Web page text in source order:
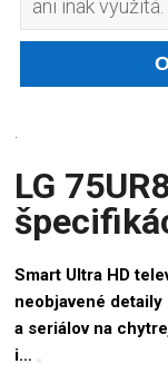
ani inak využitá.
.
LG
Smart Ultra HD
neobjavené
a seriálov na
i…